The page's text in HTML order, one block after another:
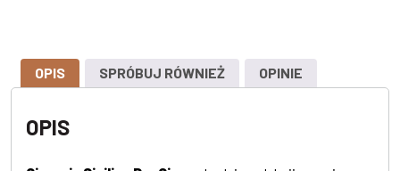
OPIS SPRÓBUJ RÓWNIEŻ OPINIE
OPIS